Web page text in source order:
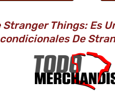
Stranger Things: Es
De